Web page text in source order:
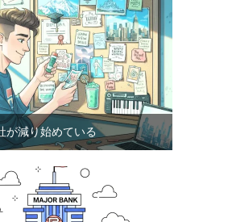
が減り始めている